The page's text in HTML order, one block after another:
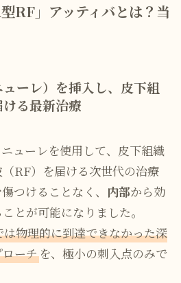
RF」アッティバとは？当
ーレ）を挿入し、皮下組
る最新治療
ューレを使用して、皮下組織
RF）を届ける次世代の治療
つけることなく、 内部から効
とが可能になりました。
物理的に到達できなかった深
ーチを、極小の刺入点のみで